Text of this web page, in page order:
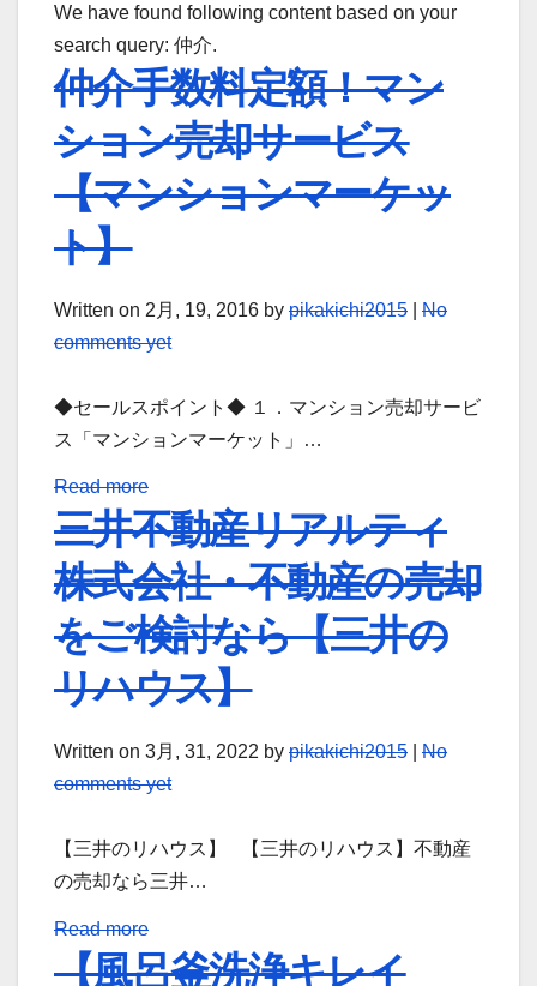
We have found following content based on your
search query: 仲介.
仲介手数料定額！マン
ション売却サービス
【マンションマーケッ
ト】
Written on 2月, 19, 2016 by pikakichi2015
No
comments yet
◆セールスポイント◆ １．マンション売却サービ
ス「マンションマーケット」…
Read more
三井不動産リアルティ
株式会社・不動産の売却
をご検討なら【三井の
リハウス】
Written on 3月, 31, 2022 by pikakichi2015
No
comments yet
【三井のリハウス】 【三井のリハウス】不動産
の売却なら三井…
Read more
【風呂釜洗浄キレイ